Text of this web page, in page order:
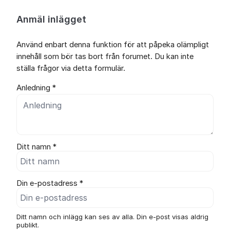
Anmäl inlägget
Använd enbart denna funktion för att påpeka olämpligt
innehåll som bör tas bort från forumet. Du kan inte
ställa frågor via detta formulär.
Anledning *
Ditt namn *
Din e-postadress *
Ditt namn och inlägg kan ses av alla. Din e-post visas aldrig
publikt.